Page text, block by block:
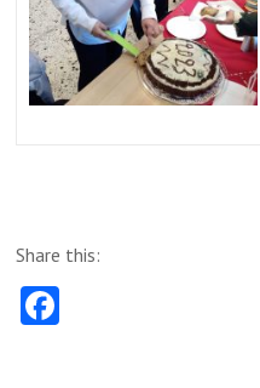
Share this: